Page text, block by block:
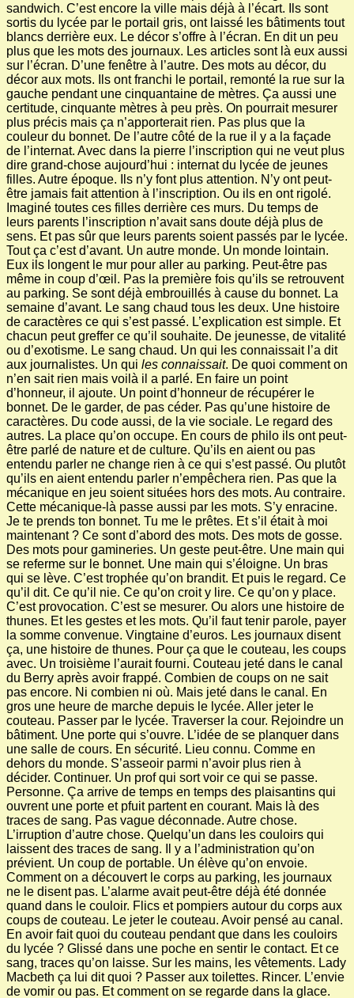
sandwich. C’est encore la ville mais déjà à l’écart. Ils sont
sortis du lycée par le portail gris, ont laissé les bâtiments tout
blancs derrière eux. Le décor s’offre à l’écran. En dit un peu
plus que les mots des journaux. Les articles sont là eux aussi
sur l’écran. D’une fenêtre à l’autre. Des mots au décor, du
décor aux mots. Ils ont franchi le portail, remonté la rue sur la
gauche pendant une cinquantaine de mètres. Ça aussi une
certitude, cinquante mètres à peu près. On pourrait mesurer
plus précis mais ça n’apporterait rien. Pas plus que la
couleur du bonnet. De l’autre côté de la rue il y a la façade
de l’internat. Avec dans la pierre l’inscription qui ne veut plus
dire grand-chose aujourd’hui : internat du lycée de jeunes
filles. Autre époque. Ils n’y font plus attention. N’y ont peut-
être jamais fait attention à l’inscription. Ou ils en ont rigolé.
Imaginé toutes ces filles derrière ces murs. Du temps de
leurs parents l’inscription n’avait sans doute déjà plus de
sens. Et pas sûr que leurs parents soient passés par le lycée.
Tout ça c’est d’avant. Un autre monde. Un monde lointain.
Eux ils longent le mur pour aller au parking. Peut-être pas
même in coup d’œil. Pas la première fois qu’ils se retrouvent
au parking. Se sont déjà embrouillés à cause du bonnet. La
semaine d’avant. Le sang chaud tous les deux. Une histoire
de caractères ce qui s’est passé. L’explication est simple. Et
chacun peut greffer ce qu’il souhaite. De jeunesse, de vitalité
ou d’exotisme. Le sang chaud. Un qui les connaissait l’a dit
aux journalistes. Un qui les connaissait. De quoi comment on
n’en sait rien mais voilà il a parlé. En faire un point
d’honneur, il ajoute. Un point d’honneur de récupérer le
bonnet. De le garder, de pas céder. Pas qu’une histoire de
caractères. Du code aussi, de la vie sociale. Le regard des
autres. La place qu’on occupe. En cours de philo ils ont peut-
être parlé de nature et de culture. Qu’ils en aient ou pas
entendu parler ne change rien à ce qui s’est passé. Ou plutôt
qu’ils en aient entendu parler n’empêchera rien. Pas que la
mécanique en jeu soient situées hors des mots. Au contraire.
Cette mécanique-là passe aussi par les mots. S’y enracine.
Je te prends ton bonnet. Tu me le prêtes. Et s’il était à moi
maintenant ? Ce sont d’abord des mots. Des mots de gosse.
Des mots pour gamineries. Un geste peut-être. Une main qui
se referme sur le bonnet. Une main qui s’éloigne. Un bras
qui se lève. C’est trophée qu’on brandit. Et puis le regard. Ce
qu’il dit. Ce qu’il nie. Ce qu’on croit y lire. Ce qu’on y place.
C’est provocation. C’est se mesurer. Ou alors une histoire de
thunes. Et les gestes et les mots. Qu’il faut tenir parole, payer
la somme convenue. Vingtaine d’euros. Les journaux disent
ça, une histoire de thunes. Pour ça que le couteau, les coups
avec. Un troisième l’aurait fourni. Couteau jeté dans le canal
du Berry après avoir frappé. Combien de coups on ne sait
pas encore. Ni combien ni où. Mais jeté dans le canal. En
gros une heure de marche depuis le lycée. Aller jeter le
couteau. Passer par le lycée. Traverser la cour. Rejoindre un
bâtiment. Une porte qui s’ouvre. L’idée de se planquer dans
une salle de cours. En sécurité. Lieu connu. Comme en
dehors du monde. S’asseoir parmi n’avoir plus rien à
décider. Continuer. Un prof qui sort voir ce qui se passe.
Personne. Ça arrive de temps en temps des plaisantins qui
ouvrent une porte et pfuit partent en courant. Mais là des
traces de sang. Pas vague déconnade. Autre chose.
L’irruption d’autre chose. Quelqu’un dans les couloirs qui
laissent des traces de sang. Il y a l’administration qu’on
prévient. Un coup de portable. Un élève qu’on envoie.
Comment on a découvert le corps au parking, les journaux
ne le disent pas. L’alarme avait peut-être déjà été donnée
quand dans le couloir. Flics et pompiers autour du corps aux
coups de couteau. Le jeter le couteau. Avoir pensé au canal.
En avoir fait quoi du couteau pendant que dans les couloirs
du lycée ? Glissé dans une poche en sentir le contact. Et ce
sang, traces qu’on laisse. Sur les mains, les vêtements. Lady
Macbeth ça lui dit quoi ? Passer aux toilettes. Rincer. L’envie
de vomir ou pas. Et comment on se regarde dans la glace.